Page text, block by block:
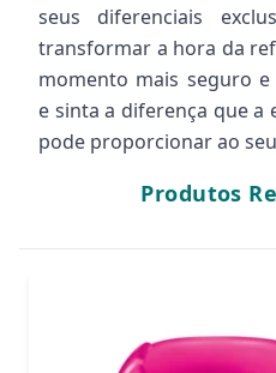
seus diferenciais
transformar a hora da
momento mais seguro
e sinta a diferença que a
pode proporcionar ao
Produtos